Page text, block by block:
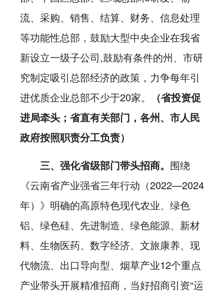
流、采购、销售、结算、财务、信息处理
等功能性总部，鼓励大型中央企业在我省
新设立一级子公司,鼓励有条件的州、市研
究制定吸引总部经济的政策，力争每年引
进优质企业总部不少于20家。
（省投资促
进局牵头；省直有关部门，各州、市人民
政府按照职责分工负责）
三、强化省级部门带头招商。 围绕
《云南省产业强省三年行动（2022—2024
年）》明确的高原特色现代农业、绿色
铝、绿色硅、先进制造、绿色能源、新材
料、生物医药、数字经济、文旅康养、现
代物流、出口导向型、烟草产业12个重点
产业带头开展精准招商，当好招商引资“运